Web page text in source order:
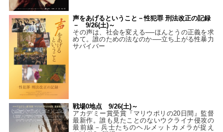
声をあげるということ－性犯罪 刑法改正の記録
－ 9/26(土)～
その声は、社会を変える──ほんとうの正義を求
めて。誰のための法なのか──立ち上がる性暴力
サバイバー
戦場0地点 9/26(土)～
アカデミー賞受賞『マリウポリの20日間』監督
最新作。誰も見たことのないウクライナ侵攻の
最前線－兵士たちのヘルメットカメラが捉え